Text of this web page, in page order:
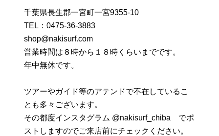
千葉県長生郡一宮町一宮9355-10
TEL： 0475-36-3883
shop@nakisurf.com
営業時間は８時から１８時くらいまでです。
年中無休です。
ツアーやガイド等のアテンドで不在しているこ
とも多々ございます。
その都度インスタグラム @nakisurf_chiba でポ
ストしますのでご来店前にチェックください。